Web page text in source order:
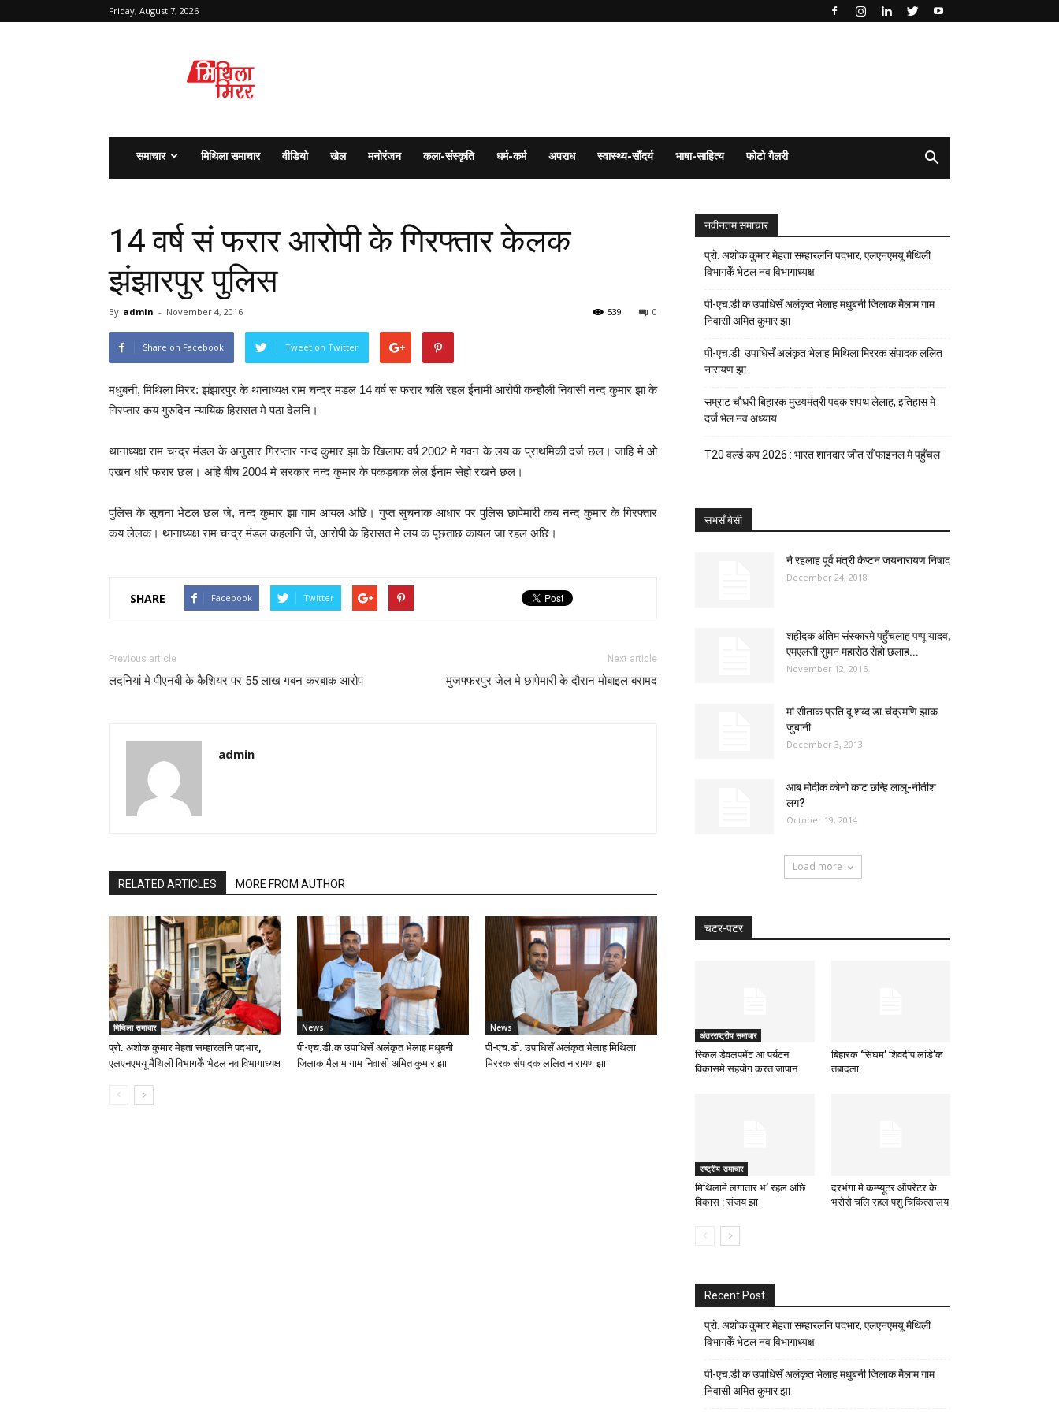
Friday, August 7, 2026
समाचार मिथिला समाचार वीडियो खेल मनोरंजन कला-संस्कृति धर्म-कर्म अपराध स्वास्थ्य-सौंदर्य भाषा-साहित्य फोटो गैलरी
14 वर्ष सं फरार आरोपी के गिरफ्तार केलक
झंझारपुर पुलिस
By admin - November 4, 2016 0
539
Share on Facebook Tweet on Twitter
मधुबनी, मिथिला मिरर: झंझारपुर के थानाध्यक्ष राम चन्द्र मंडल 14 वर्ष सं फरार चलि रहल ईनामी आरोपी कन्हौली निवासी नन्द कुमार झा के
गिरप्तार कय गुरुदिन न्यायिक हिरासत मे पठा देलनि।
थानाध्यक्ष राम चन्द्र मंडल के अनुसार गिरप्तार नन्द कुमार झा के खिलाफ वर्ष 2002 मे गवन के लय क प्राथमिकी दर्ज छल। जाहि मे ओ
एखन धरि फरार छल। अहि बीच 2004 मे सरकार नन्द कुमार के पकड़बाक लेल ईनाम सेहो रखने छल।
पुलिस के सूचना भेटल छल जे, नन्द कुमार झा गाम आयल अछि। गुप्त सुचनाक आधार पर पुलिस छापेमारी कय नन्द कुमार के गिरफ्तार
कय लेलक। थानाध्यक्ष राम चन्द्र मंडल कहलनि जे, आरोपी के हिरासत मे लय क पूछताछ कायल जा रहल अछि।
SHARE Facebook Twitter
Previous article
लदनियां मे पीएनबी के कैशियर पर 55 लाख गबन करबाक आरोप
Next article
मुजफ्फरपुर जेल मे छापेमारी के दौरान मोबाइल बरामद
admin
RELATED ARTICLES MORE FROM AUTHOR
मिथिला समाचार
प्रो. अशोक कुमार मेहता सम्हारलनि पदभार,
एलएनएमयू मैथिली विभागकेँ भेटल नव विभागाध्यक्ष
News
पी-एच.डी.क उपाधिसँ अलंकृत भेलाह मधुबनी
जिलाक मैलाम गाम निवासी अमित कुमार झा
News
पी-एच.डी. उपाधिसँ अलंकृत भेलाह मिथिला
मिररक संपादक ललित नारायण झा
नवीनतम समाचार
प्रो. अशोक कुमार मेहता सम्हारलनि पदभार, एलएनएमयू मैथिली
विभागकेँ भेटल नव विभागाध्यक्ष
पी-एच.डी.क उपाधिसँ अलंकृत भेलाह मधुबनी जिलाक मैलाम गाम
निवासी अमित कुमार झा
पी-एच.डी. उपाधिसँ अलंकृत भेलाह मिथिला मिररक संपादक ललित
नारायण झा
सम्राट चौधरी बिहारक मुख्यमंत्री पदक शपथ लेलाह, इतिहास मे
दर्ज भेल नव अध्याय
T20 वर्ल्ड कप 2026 : भारत शानदार जीत सँ फाइनल मे पहुँचल
सभसँ बेसी
नै रहलाह पूर्व मंत्री कैप्टन जयनारायण निषाद
December 24, 2018
शहीदक अंतिम संस्कारमे पहुँचलाह पप्पू यादव,
एमएलसी सुमन महासेठ सेहो छलाह...
November 12, 2016
मां सीताक प्रति दू शब्द डा.चंद्रमणि झाक
जुबानी
December 3, 2013
आब मोदीक कोनो काट छन्हि लालू-नीतीश
लग?
October 19, 2014
Load more
चटर-पटर
अंतरराष्ट्रीय समाचार
स्किल डेवलपमेंट आ पर्यटन
विकासमे सहयोग करत जापान
बिहारक ‘सिंघम’ शिवदीप लांडे’क
तबादला
राष्ट्रीय समाचार
मिथिलामे लगातार भ’ रहल अछि
विकास : संजय झा
दरभंगा मे कम्प्यूटर ऑपरेटर के
भरोसे चलि रहल पशु चिकित्सालय
Recent Post
प्रो. अशोक कुमार मेहता सम्हारलनि पदभार, एलएनएमयू मैथिली
विभागकेँ भेटल नव विभागाध्यक्ष
पी-एच.डी.क उपाधिसँ अलंकृत भेलाह मधुबनी जिलाक मैलाम गाम
निवासी अमित कुमार झा